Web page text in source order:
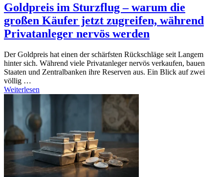
Goldpreis im Sturzflug – warum die
großen Käufer jetzt zugreifen, während
Privatanleger nervös werden
Der Goldpreis hat einen der schärfsten Rückschläge seit Langem
hinter sich. Während viele Privatanleger nervös verkaufen, bauen
Staaten und Zentralbanken ihre Reserven aus. Ein Blick auf zwei
völlig …
Weiterlesen